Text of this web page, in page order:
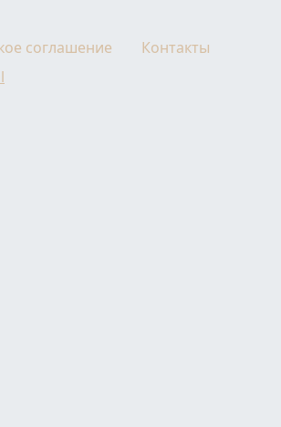
соглашение
Контакты